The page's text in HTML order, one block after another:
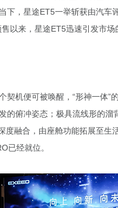
下，星途ET5一举斩获由汽车
以来，星途ET5迅速引发市
契机便可被唤醒，“形神一体”
的俯冲姿态；极具流线形的溜
度融合，由座舱功能拓展至生
已经就位。